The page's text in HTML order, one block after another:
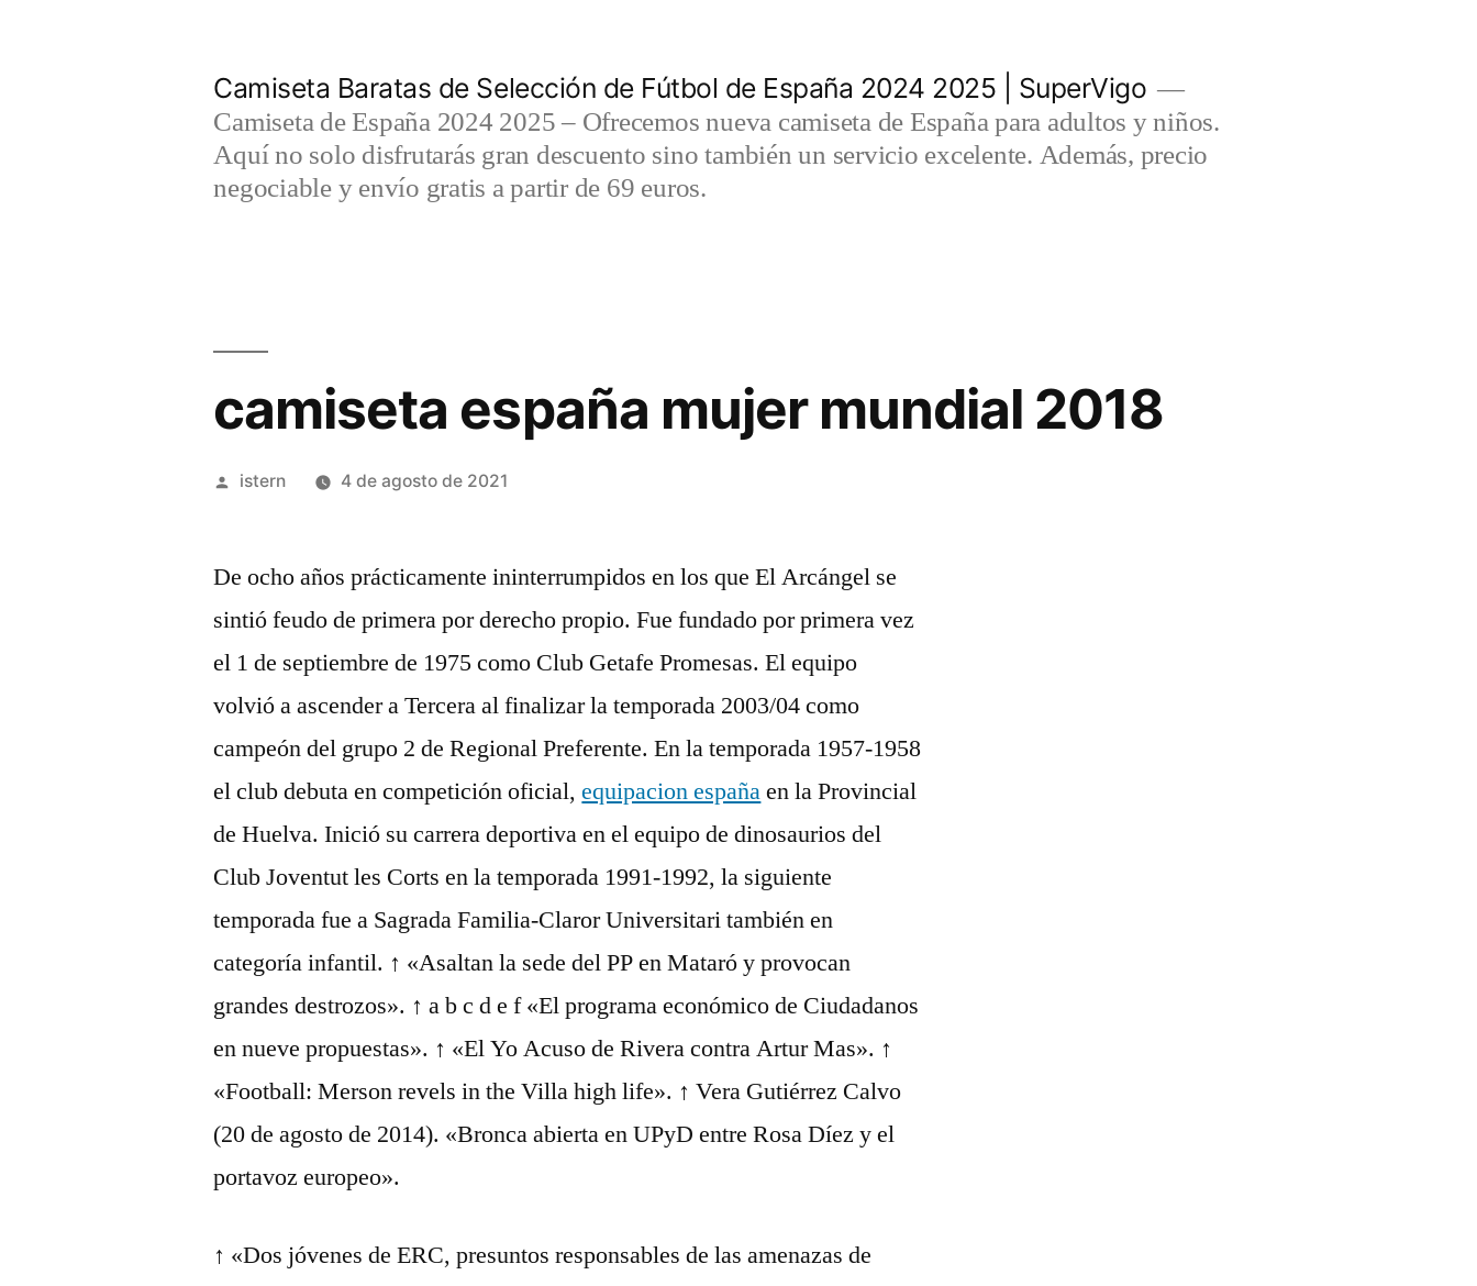
Camiseta Baratas de Selección de Fútbol de España 2024 2025 | SuperVigo
Camiseta de España 2024 2025 – Ofrecemos nueva camiseta de España para adultos y niños.
Aquí no solo disfrutarás gran descuento sino también un servicio excelente. Además, precio
negociable y envío gratis a partir de 69 euros.
camiseta españa mujer mundial 2018
Publicado
istern 4 de agosto de 2021
De ocho años prácticamente ininterrumpidos en los que El Arcángel se
sintió feudo de primera por derecho propio. Fue fundado por primera vez
el 1 de septiembre de 1975 como Club Getafe Promesas. El equipo
volvió a ascender a Tercera al finalizar la temporada 2003/04 como
campeón del grupo 2 de Regional Preferente. En la temporada 1957-1958
el club debuta en competición oficial,equipacion españaen la Provincial
de Huelva. Inició su carrera deportiva en el equipo de dinosaurios del
Club Joventut les Corts en la temporada 1991-1992, la siguiente
temporada fue a Sagrada Familia-Claror Universitari también en
categoría infantil. ↑ «Asaltan la sede del PP en Mataró y provocan
grandes destrozos». ↑ a b c d e f «El programa económico de Ciudadanos
en nueve propuestas». ↑ «El Yo Acuso de Rivera contra Artur Mas». ↑
«Football: Merson revels in the Villa high life». ↑ Vera Gutiérrez Calvo
(20 de agosto de 2014). «Bronca abierta en UPyD entre Rosa Díez y el
portavoz europeo».
↑ «Dos jóvenes de ERC, presuntos responsables de las amenazas de